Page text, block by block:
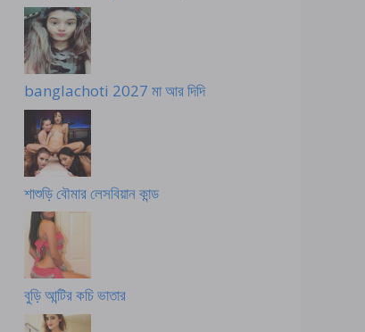
banglachoti 2027 মা আর দিদি
শাশুড়ি বৌমার লেসবিয়ান কান্ড
বুড়ি আন্টির কচি ভাতার